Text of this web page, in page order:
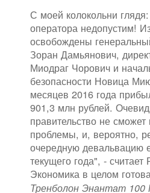
С моей колокольни
оператора недопустим!
освобождены
Зоран Дамьянович,
Миодраг Чорович и
безопасности Новица
месяцев 2016 года
901,3 млн рублей.
правительство не
проблемы, и, вероятно,
очередную девальвацию
текущего года", - считает
Экономика в целом
Тренболон Энантат 100